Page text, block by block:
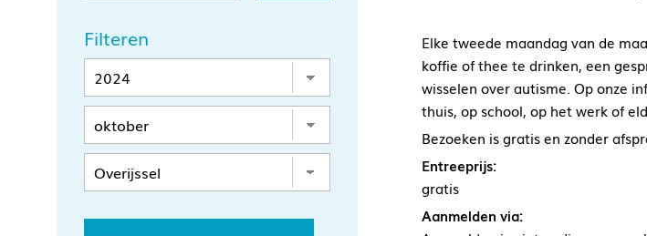
Filteren
Elke tweede maandag van de
koffie of thee te drinken, een
wisselen over autisme. Op onze
thuis, op school, op het werk of
Bezoeken is gratis en zonder
Entreeprijs:
gratis
Aanmelden via: